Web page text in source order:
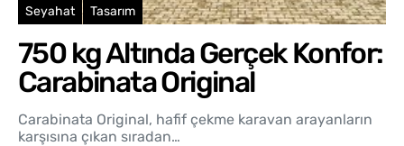
Seyahat Tasarım
750 kg Altında Gerçek Konfor:
Carabinata Original
Carabinata Original, hafif çekme karavan arayanların
karşısına çıkan sıradan…